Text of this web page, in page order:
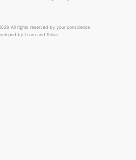
All rights reserved by your conscience
by Learn and Solve